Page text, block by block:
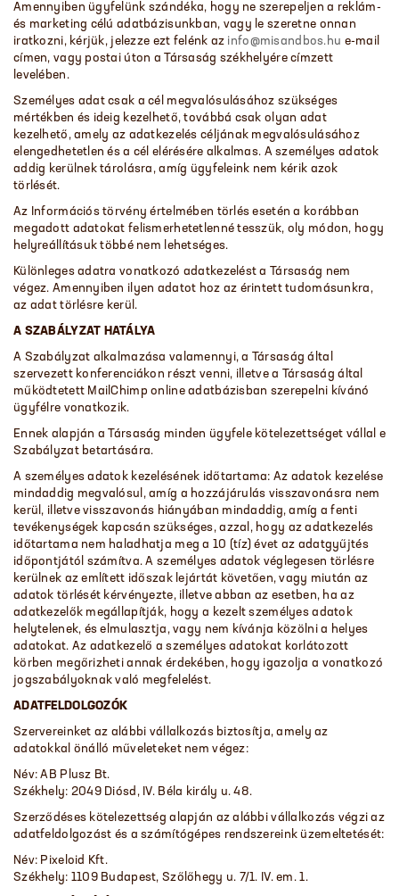
Amennyiben ügyfelünk szándéka, hogy ne szerepeljen a reklám-
és marketing célú adatbázisunkban, vagy le szeretne onnan
iratkozni, kérjük, jelezze ezt felénk az info@misandbos.hu e-mail
címen, vagy postai úton a Társaság székhelyére címzett
levelében.
Személyes adat csak a cél megvalósulásához szükséges
mértékben és ideig kezelhető, továbbá csak olyan adat
kezelhető, amely az adatkezelés céljának megvalósulásához
elengedhetetlen és a cél elérésére alkalmas. A személyes adatok
addig kerülnek tárolásra, amíg ügyfeleink nem kérik azok
törlését.
Az Információs törvény értelmében törlés esetén a korábban
megadott adatokat felismerhetetlenné tesszük, oly módon, hogy
helyreállításuk többé nem lehetséges.
Különleges adatra vonatkozó adatkezelést a Társaság nem
végez. Amennyiben ilyen adatot hoz az érintett tudomásunkra,
az adat törlésre kerül.
A SZABÁLYZAT HATÁLYA
A Szabályzat alkalmazása valamennyi, a Társaság által
szervezett konferenciákon részt venni, illetve a Társaság által
működtetett MailChimp online adatbázisban szerepelni kívánó
ügyfélre vonatkozik.
Ennek alapján a Társaság minden ügyfele kötelezettséget vállal e
Szabályzat betartására.
A személyes adatok kezelésének időtartama: Az adatok kezelése
mindaddig megvalósul, amíg a hozzájárulás visszavonásra nem
kerül, illetve visszavonás hiányában mindaddig, amíg a fenti
tevékenységek kapcsán szükséges, azzal, hogy az adatkezelés
időtartama nem haladhatja meg a 10 (tíz) évet az adatgyűjtés
időpontjától számítva. A személyes adatok véglegesen törlésre
kerülnek az említett időszak lejártát követően, vagy miután az
adatok törlését kérvényezte, illetve abban az esetben, ha az
adatkezelők megállapítják, hogy a kezelt személyes adatok
helytelenek, és elmulasztja, vagy nem kívánja közölni a helyes
adatokat. Az adatkezelő a személyes adatokat korlátozott
körben megőrizheti annak érdekében, hogy igazolja a vonatkozó
jogszabályoknak való megfelelést.
ADATFELDOLGOZÓK
Szervereinket az alábbi vállalkozás biztosítja, amely az
adatokkal önálló műveleteket nem végez:
Név: AB Plusz Bt.
Székhely: 2049 Diósd, IV. Béla király u. 48.
Szerződéses kötelezettség alapján az alábbi vállalkozás végzi az
adatfeldolgozást és a számítógépes rendszereink üzemeltetését:
Név: Pixeloid Kft.
Székhely: 1109 Budapest, Szőlőhegy u. 7/1. IV. em. 1.